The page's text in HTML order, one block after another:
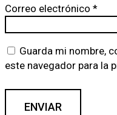
Correo electrónico *
Guarda mi nombre,
este navegador para la
ENVIAR